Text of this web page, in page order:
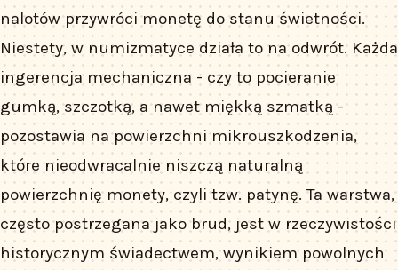
nalotów przywróci monetę do stanu świetności.
Niestety, w numizmatyce działa to na odwrót. Każda
ingerencja mechaniczna - czy to pocieranie
gumką, szczotką, a nawet miękką szmatką -
pozostawia na powierzchni mikrouszkodzenia,
które nieodwracalnie niszczą naturalną
powierzchnię monety, czyli tzw. patynę. Ta warstwa,
często postrzegana jako brud, jest w rzeczywistości
historycznym świadectwem, wynikiem powolnych